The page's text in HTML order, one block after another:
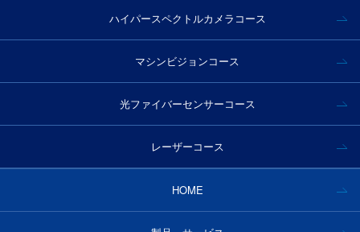
ハイパースペクトルカメラコース
マシンビジョンコース
光ファイバーセンサーコース
レーザーコース
HOME